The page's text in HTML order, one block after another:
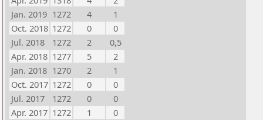
Jan. 2019 1272 4
1
Oct. 2018 1272 0
0
Jul. 2018
1272 2
0,5
Apr. 2018 1277 5
2
Jan. 2018 1270 2
1
Oct. 2017 1272 0
0
Jul. 2017
1272 0
0
Apr. 2017 1272 1
0